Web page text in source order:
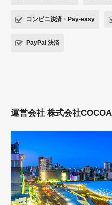
コンビニ決済・Pay-easy
PayPal 決済
運営会社 株式会社COCOA